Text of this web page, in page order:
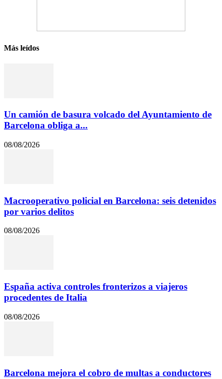
Más leídos
Un camión de basura volcado del Ayuntamiento de
Barcelona obliga a...
08/08/2026
Macrooperativo policial en Barcelona: seis detenidos
por varios delitos
08/08/2026
España activa controles fronterizos a viajeros
procedentes de Italia
08/08/2026
Barcelona mejora el cobro de multas a conductores